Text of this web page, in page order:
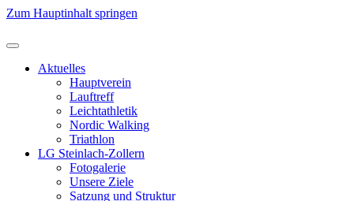
Zum Hauptinhalt springen
Aktuelles
Hauptverein
Lauftreff
Leichtathletik
Nordic Walking
Triathlon
LG Steinlach-Zollern
Fotogalerie
Unsere Ziele
Satzung und Struktur